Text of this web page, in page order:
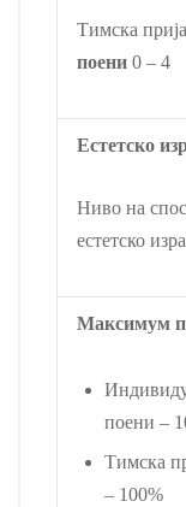
Тимска
поени 0 – 4
Естетско
Ниво на
естетско
Максимум
поени –
Тимска
– 100%